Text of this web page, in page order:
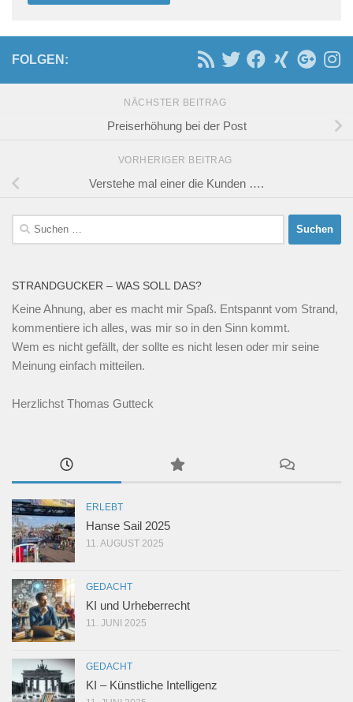
FOLGEN:
NÄCHSTER BEITRAG
Preiserhöhung bei der Post
VORHERIGER BEITRAG
Verstehe mal einer die Kunden ….
Suchen
nach:
STRANDGUCKER – WAS SOLL DAS?
Keine Ahnung, aber es macht mir Spaß. Entspannt vom Strand,
kommentiere ich alles, was mir so in den Sinn kommt.
Wem es nicht gefällt, der sollte es nicht lesen oder mir seine
Meinung einfach mitteilen.
Herzlichst Thomas Gutteck
ERLEBT
Hanse Sail 2025
11. AUGUST 2025
GEDACHT
KI und Urheberrecht
11. JUNI 2025
GEDACHT
KI – Künstliche Intelligenz